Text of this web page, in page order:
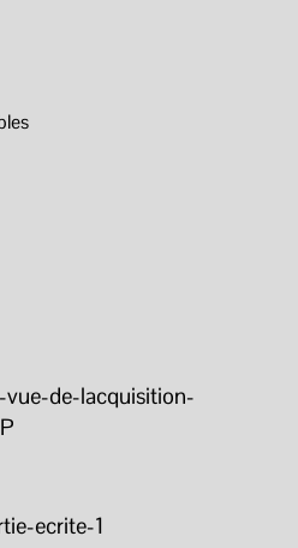
vue-de-lacquisition-
ecrite-1